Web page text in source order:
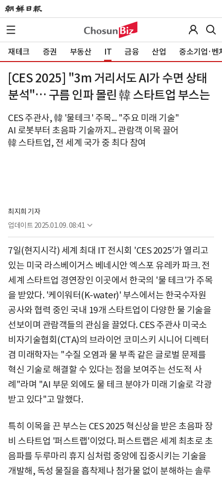
재테크 증권 부동산 IT 금융 산업 중소기업·벤
[CES 2025] "3m 거리서도 AI가 수면 상태
분석"… 구름 인파 몰린 韓 스타트업 부스는
CES 주관사, 韓 '물테크' 주목... "주요 미래 기술"
AI 로봇부터 초음파 기술까지... 관람객 이목 끌어
韓 스타트업, 전 세계 국가 중 최다 참여
최지희 기자
업데이트 2025.01.09. 08:41
7일(현지시각) 세계 최대 IT 전시회 'CES 2025′가 열리고
있는 미국 라스베이거스 베네시안 엑스포 유레카 파크. 전
세계 스타트업 경연장인 이곳에서 한국의 '물 테크'가 주목
을 받았다. '케이워터(K-water)' 부스에서는 한국수자원
공사와 협력 중인 국내 19개 스타트업이 다양한 물 기술을
선보이며 관람객들의 관심을 끌었다. CES 주관사 미국소
비자기술협회(CTA)의 브라이언 코미스키 시니어 디렉터
겸 미래학자는 "수질 오염과 물 부족 같은 글로벌 문제를
혁신 기술로 해결할 수 있다는 점을 보여주는 선도적 사
례"라며 "AI 부문 외에도 물 테크 분야가 미래 기술로 각광
받고 있다"고 말했다.
특히 이목을 끈 부스는 CES 2025 혁신상을 받은 초음파 장
비 스타트업 '퍼스트랩'이었다. 퍼스트랩은 세계 최초로 초
음파를 두루마리 휴지 심처럼 중앙에 집중시키는 기술을
개발해, 독성 물질을 흡착제나 첨가물 없이 분해하는 솔루